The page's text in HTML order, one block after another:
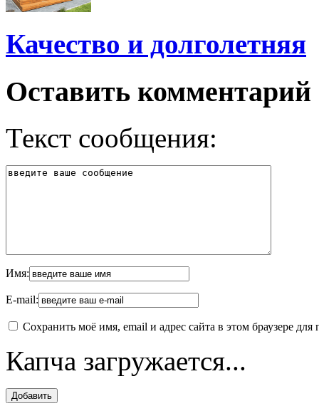
Качество и долголетняя
Оставить комментарий
Текст сообщения:
Имя:
E-mail:
Сохранить моё имя, email и адрес сайта в этом браузере
Капча загружается...